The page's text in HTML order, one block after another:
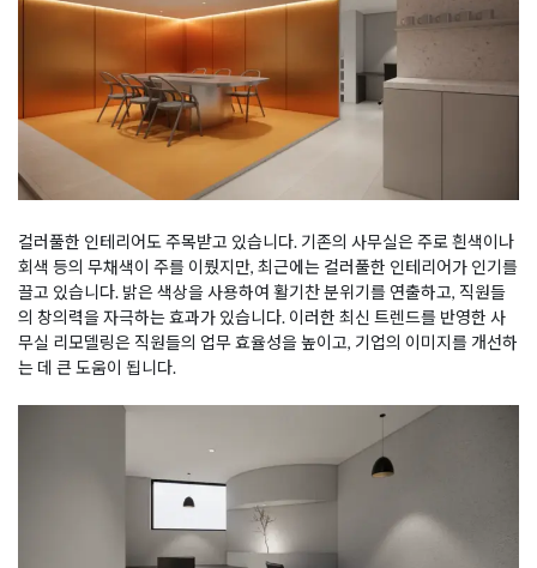
컬러풀한 인테리어도 주목받고 있습니다. 기존의 사무실은 주로 흰색이나
회색 등의 무채색이 주를 이뤘지만, 최근에는 컬러풀한 인테리어가 인기를
끌고 있습니다. 밝은 색상을 사용하여 활기찬 분위기를 연출하고, 직원들
의 창의력을 자극하는 효과가 있습니다. 이러한 최신 트렌드를 반영한 사
무실 리모델링은 직원들의 업무 효율성을 높이고, 기업의 이미지를 개선하
는 데 큰 도움이 됩니다.